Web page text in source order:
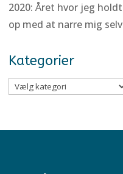
2020: Året hvor jeg holdt
op med at narre mig selv
Kategorier
Kategorier